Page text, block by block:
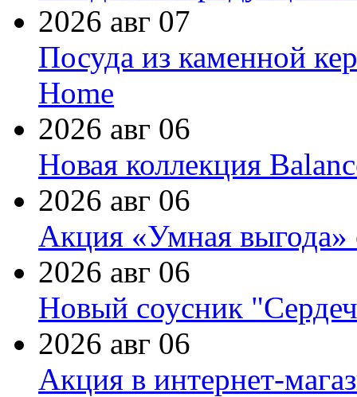
2026 авг 07
Посуда из каменной
Home
2026 авг 06
Новая коллекция
2026 авг 06
Акция «Умная выгода»
2026 авг 06
Новый соусник
2026 авг 06
Акция в интернет-